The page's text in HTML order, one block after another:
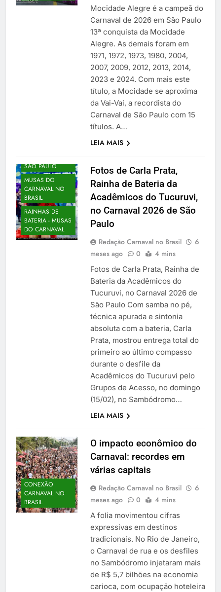
Mocidade Alegre é a campeã do
Carnaval de 2026 em São Paulo
13ª conquista da Mocidade
Alegre. As demais foram em
1971, 1972, 1973, 1980, 2004,
2007, 2009, 2012, 2013, 2014,
2023 e 2024. Com mais este
título, a Mocidade se aproxima
da Vai-Vai, a recordista do
Carnaval de São Paulo com 15
títulos. A…
LEIA MAIS
SÃO PAULO
MUSAS DO
CARNAVAL NO
BRASIL
RAINHAS DE
BATERIA - MUSAS
DO CARNAVAL
Fotos de Carla Prata,
Rainha de Bateria da
Acadêmicos do Tucuruvi,
no Carnaval 2026 de São
Paulo
Redação Carnaval no Brasil
6
meses ago
0 4 mins
Fotos de Carla Prata, Rainha de
Bateria da Acadêmicos do
Tucuruvi, no Carnaval 2026 de
São Paulo Com samba no pé,
técnica apurada e sintonia
absoluta com a bateria, Carla
Prata, mostrou entrega total do
primeiro ao último compasso
durante o desfile da
Acadêmicos do Tucuruvi pelo
Grupos de Acesso, no domingo
(15/02), no Sambódromo…
LEIA MAIS
CONEXÃO
CARNAVAL NO
BRASIL
O impacto econômico do
Carnaval: recordes em
várias capitais
Redação Carnaval no Brasil
6
meses ago
0 4 mins
A folia movimentou cifras
expressivas em destinos
tradicionais. No Rio de Janeiro,
o Carnaval de rua e os desfiles
no Sambódromo injetaram mais
de R$ 5,7 bilhões na economia
carioca, com ocupação hoteleira